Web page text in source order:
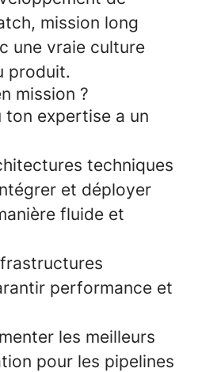
mission long
une vraie culture
produit.
mission ?
ton expertise a un
techniques
et déployer
fluide et
performance et
les meilleurs
pour les pipelines